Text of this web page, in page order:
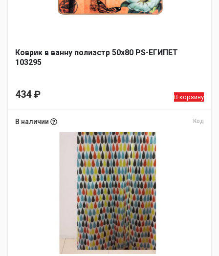
Коврик в ванну полиэстр 50х80 PS-ЕГИПЕТ
103295
434₽ В корзину
В наличии Код